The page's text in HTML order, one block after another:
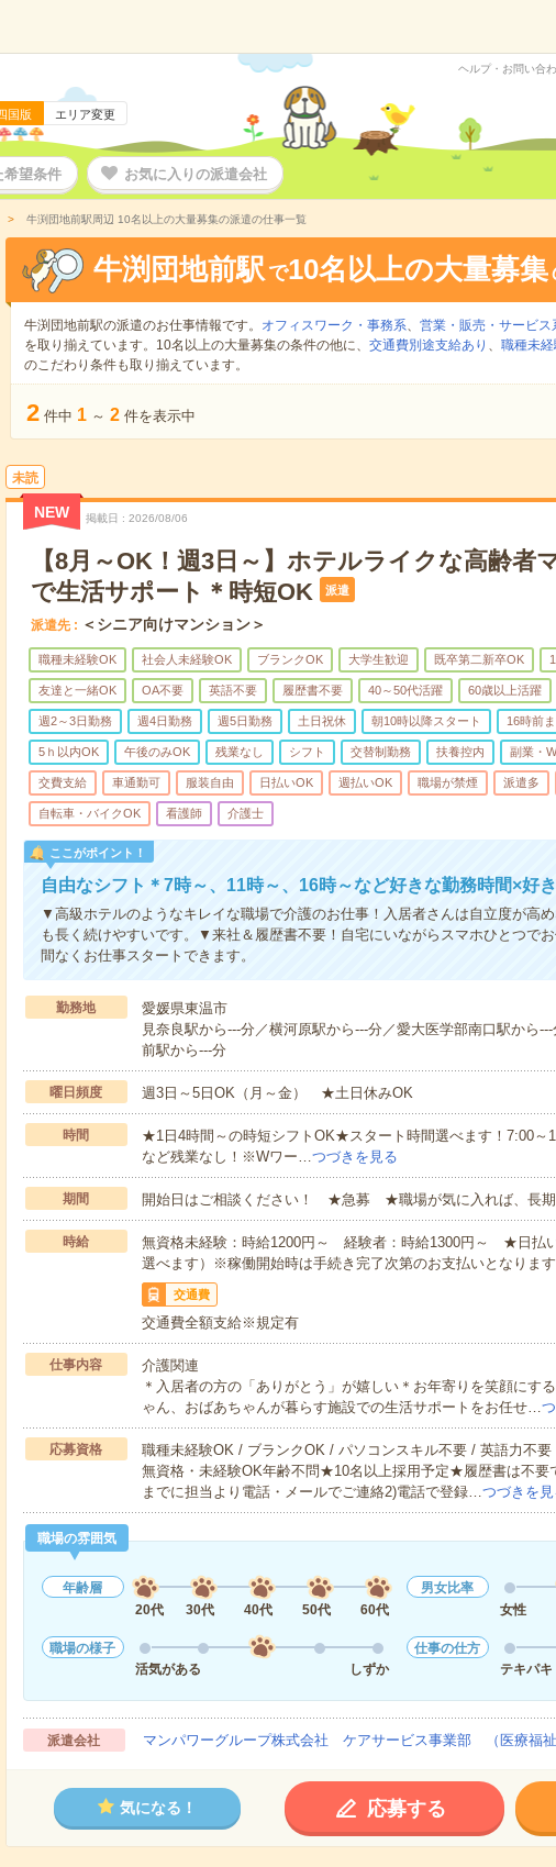
国版 エリア変更
ヘルプ・お問い合
希望条件 お気に入りの派遣会社
牛渕団地前駅周辺 10名以上の大量募集の派遣の仕事一覧
牛渕団地前駅 で10名以上の大量募集
牛渕団地前駅の派遣のお仕事情報です。 オフィスワーク・事務系、 営業・販売・サービス
を取り揃えています。10名以上の大量募集の条件の他に、 交通費別途支給あり 、 職種未
のこだわり条件も取り揃えています。
2 件中 1 ～ 2 件を表示中
未読
NEW 掲載日 2026/08/06
【8月～OK！週3日～】ホテルライクな高齢者
で生活サポート＊時短OK
派遣
派遣先 ＜シニア向けマンション＞
職種未経験OK 社会人未経験OK ブランクOK 大学生歓迎 既卒第二新卒OK
友達と一緒OK OA不要 英語不要 履歴書不要 40～50代活躍 60歳以上活躍
週2～3日勤務 週4日勤務 週5日勤務 土日祝休 朝10時以降スタート 16時前
5ｈ以内OK 午後のみOK 残業なし シフト 交替制勤務 扶養控内 副業・
交費支給 車通勤可 服装自由 日払いOK 週払いOK 職場が禁煙 派遣多
自転車・バイクOK 看護師 介護士
ここがポイント！
自由なシフト＊7時～、11時～、16時～など好きな勤務時間×好
▼高級ホテルのようなキレイな職場で介護のお仕事！入居者さんは自立度が高
も長く続けやすいです。▼来社＆履歴書不要！自宅にいながらスマホひとつで
間なくお仕事スタートできます。
勤務地
愛媛県東温市
見奈良駅から---分／横河原駅から---分／愛大医学部南口駅から
前駅から---分
曜日頻度 週3日～5日OK（月～金） ★土日休みOK
時間
★1日4時間～の時短シフトOK★スタート時間選べます！7:00～
など残業なし！※Wワー…つづきを見る
期間 開始日はご相談ください！ ★急募 ★職場が気に入れば、長期
時給
無資格未経験：時給1200円～ 経験者：時給1300円～ ★日払
選べます）※稼働開始時は手続き完了次第のお支払いとなります
交通費
交通費全額支給※規定有
仕事内容
介護関連
＊入居者の方の「ありがとう」が嬉しい＊お年寄りを笑顔にす
ゃん、おばあちゃんが暮らす施設での生活サポートをお任せ…
応募資格
職種未経験OK / ブランクOK / パソコンスキル不要 / 英語力不要
無資格・未経験OK年齢不問★10名以上採用予定★履歴書は不要
までに担当より電話・メールでご連絡2)電話で登録…つづきを見
職場の雰囲気
年齢層
20代
30代 40代 50代 60代
男女比率
女性
職場の様子
活気がある
しずか
仕事の仕方
テキパキ
派遣会社 マンパワーグループ株式会社 ケアサービス事業部 （医療福祉
気になる！ 応募する